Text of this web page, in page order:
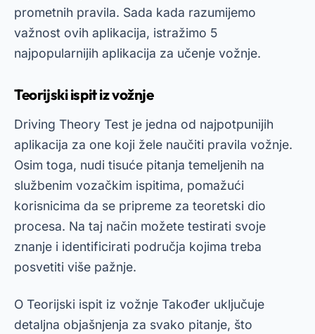
prometnih pravila. Sada kada razumijemo
važnost ovih aplikacija, istražimo 5
najpopularnijih aplikacija za učenje vožnje.
Teorijski ispit iz vožnje
Driving Theory Test je jedna od najpotpunijih
aplikacija za one koji žele naučiti pravila vožnje.
Osim toga, nudi tisuće pitanja temeljenih na
službenim vozačkim ispitima, pomažući
korisnicima da se pripreme za teoretski dio
procesa. Na taj način možete testirati svoje
znanje i identificirati područja kojima treba
posvetiti više pažnje.
O Teorijski ispit iz vožnje Također uključuje
detaljna objašnjenja za svako pitanje, što